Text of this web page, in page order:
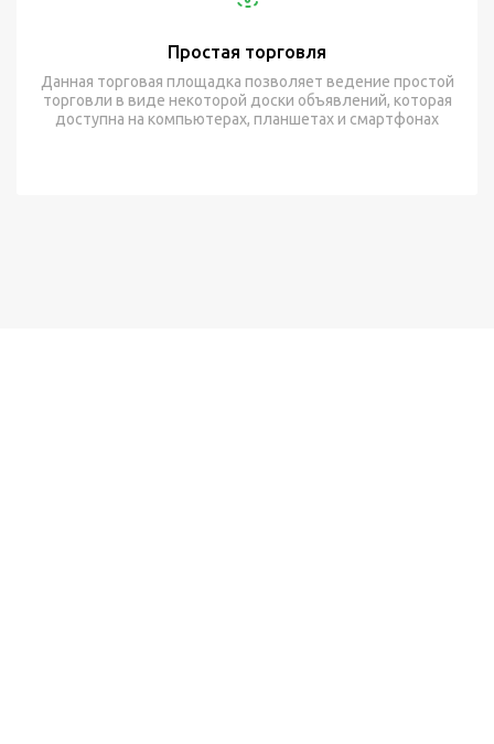
Простая торговля
Данная торговая площадка позволяет ведение простой
торговли в виде некоторой доски объявлений, которая
доступна на компьютерах, планшетах и смартфонах